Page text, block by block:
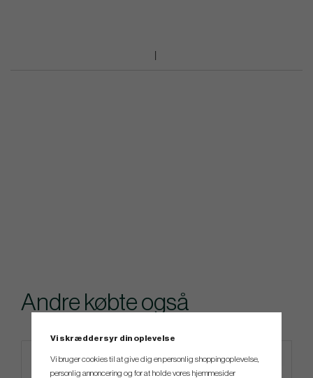
Andre købte også
Limited edition
Vi skræddersyr din oplevelse
Vi bruger cookies til at give dig en personlig shoppingoplevelse,
personlig annoncering og for at holde vores hjemmesider